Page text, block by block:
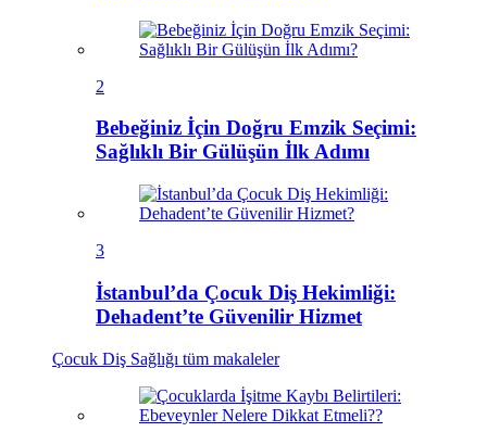
2
Bebeğiniz İçin Doğru Emzik Seçimi:
Sağlıklı Bir Gülüşün İlk Adımı
3
İstanbul’da Çocuk Diş Hekimliği:
Dehadent’te Güvenilir Hizmet
Çocuk Diş Sağlığı tüm makaleler